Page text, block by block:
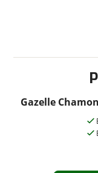
Gazelle
Stel